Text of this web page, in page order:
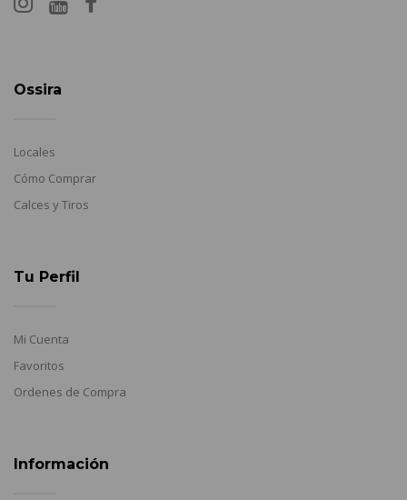
Ossira
Locales
Cómo Comprar
Calces y Tiros
Tu Perfil
Mi Cuenta
Favoritos
Ordenes de Compra
Información